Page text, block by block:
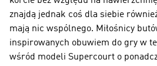
znajdą jednak coś dla siebie
mają nic wspólnego. Miłośnicy
inspirowanych obuwiem do gry w
wśród modeli Supercourt o